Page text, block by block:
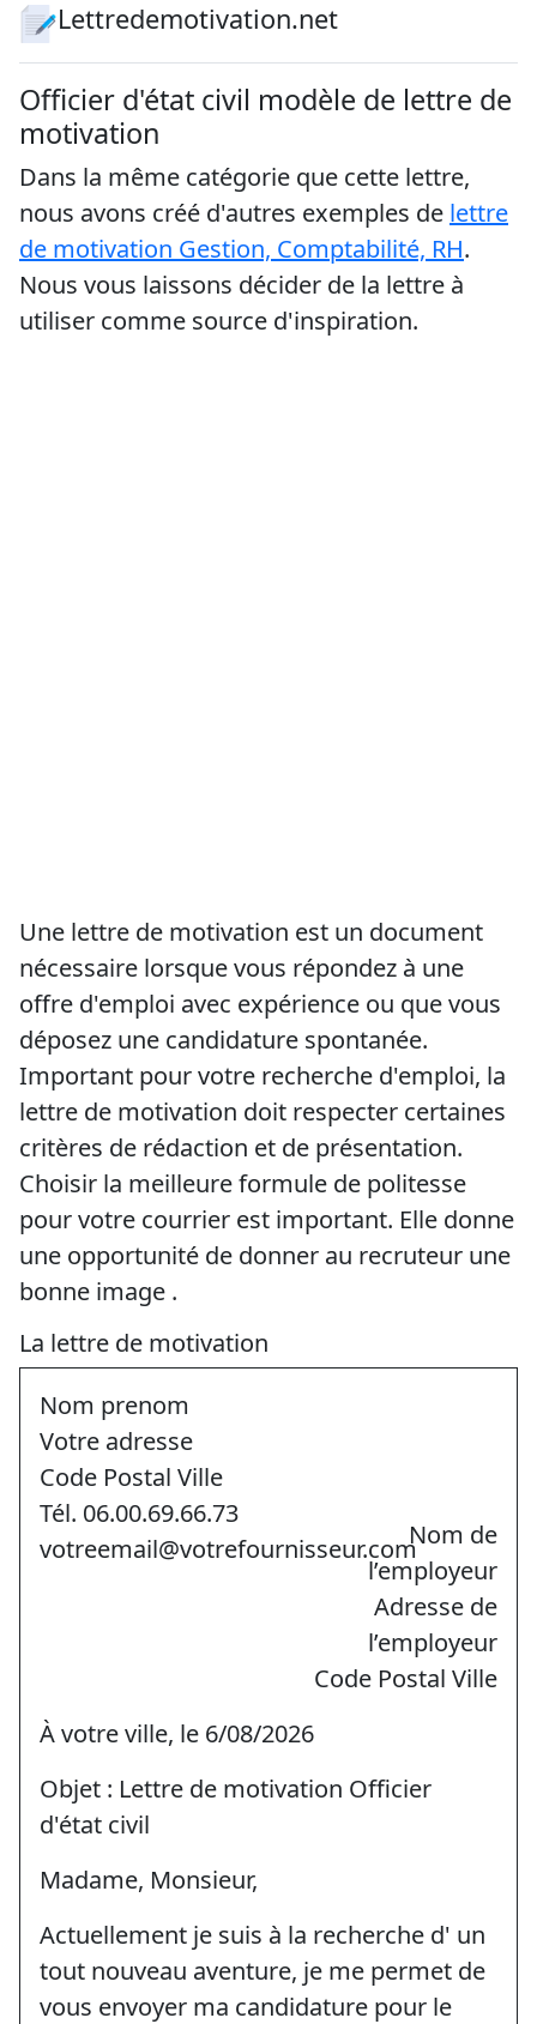
Lettredemotivation.net
Officier d'état civil modèle de lettre de
motivation
Dans la même catégorie que cette lettre,
nous avons créé d'autres exemples de lettre
de motivation Gestion, Comptabilité, RH.
Nous vous laissons décider de la lettre à
utiliser comme source d'inspiration.
Une lettre de motivation est un document
nécessaire lorsque vous répondez à une
offre d'emploi avec expérience ou que vous
déposez une candidature spontanée.
Important pour votre recherche d'emploi, la
lettre de motivation doit respecter certaines
critères de rédaction et de présentation.
Choisir la meilleure formule de politesse
pour votre courrier est important. Elle donne
une opportunité de donner au recruteur une
bonne image .
La lettre de motivation
Nom prenom
Votre adresse
Code Postal Ville
Tél. 06.00.69.66.73
votreemail@votrefournisseur.comNom de
l’employeur
Adresse de
l’employeur
Code Postal Ville
À votre ville, le 6/08/2026
Objet : Lettre de motivation Officier
d'état civil
Madame, Monsieur,
Actuellement je suis à la recherche d' un
tout nouveau aventure, je me permet de
vous envoyer ma candidature pour le